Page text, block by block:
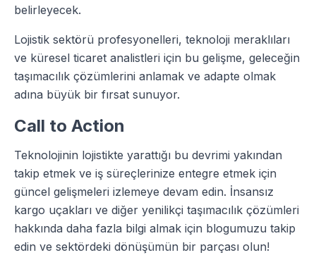
belirleyecek.
Lojistik sektörü profesyonelleri, teknoloji meraklıları
ve küresel ticaret analistleri için bu gelişme, geleceğin
taşımacılık çözümlerini anlamak ve adapte olmak
adına büyük bir fırsat sunuyor.
Call to Action
Teknolojinin lojistikte yarattığı bu devrimi yakından
takip etmek ve iş süreçlerinize entegre etmek için
güncel gelişmeleri izlemeye devam edin. İnsansız
kargo uçakları ve diğer yenilikçi taşımacılık çözümleri
hakkında daha fazla bilgi almak için blogumuzu takip
edin ve sektördeki dönüşümün bir parçası olun!